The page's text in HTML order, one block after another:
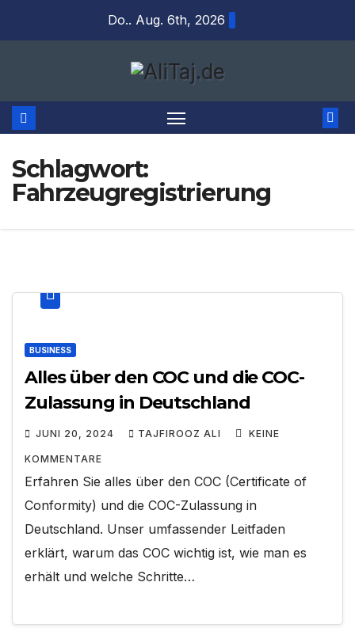
Do.. Aug. 6th, 2026
Schlagwort:
Fahrzeugregistrierung
BUSINESS
Alles über den COC und die COC-
Zulassung in Deutschland
JUNI 20, 2024 TAJFIROOZ ALI KEINE
KOMMENTARE
Erfahren Sie alles über den COC (Certificate of
Conformity) und die COC-Zulassung in
Deutschland. Unser umfassender Leitfaden
erklärt, warum das COC wichtig ist, wie man es
erhält und welche Schritte…